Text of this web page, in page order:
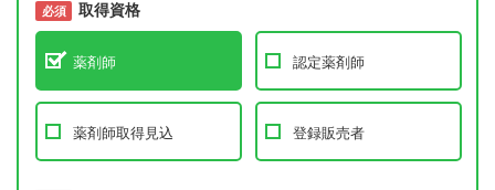
必須 取得資格
薬剤師 認定薬剤師
薬剤師取得見込 登録販売者